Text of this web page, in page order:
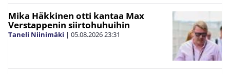
Mika Häkkinen otti kantaa Max
Verstappenin siirtohuhuihin
Taneli Niinimäki | 05.08.202623:31